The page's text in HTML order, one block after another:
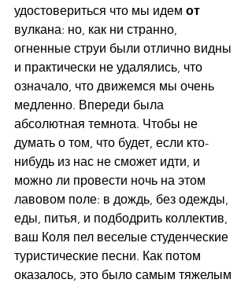
удостовериться что мы идем от
вулкана: но, как ни странно,
огненные струи были отлично видны
и практически не удалялись, что
означало, что движемся мы очень
медленно. Впереди была
абсолютная темнота. Чтобы не
думать о том, что будет, если кто-
нибудь из нас не сможет идти, и
можно ли провести ночь на этом
лавовом поле: в дождь, без одежды,
еды, питья, и подбодрить коллектив,
ваш Коля пел веселые студенческие
туристические песни. Как потом
оказалось, это было самым тяжелым